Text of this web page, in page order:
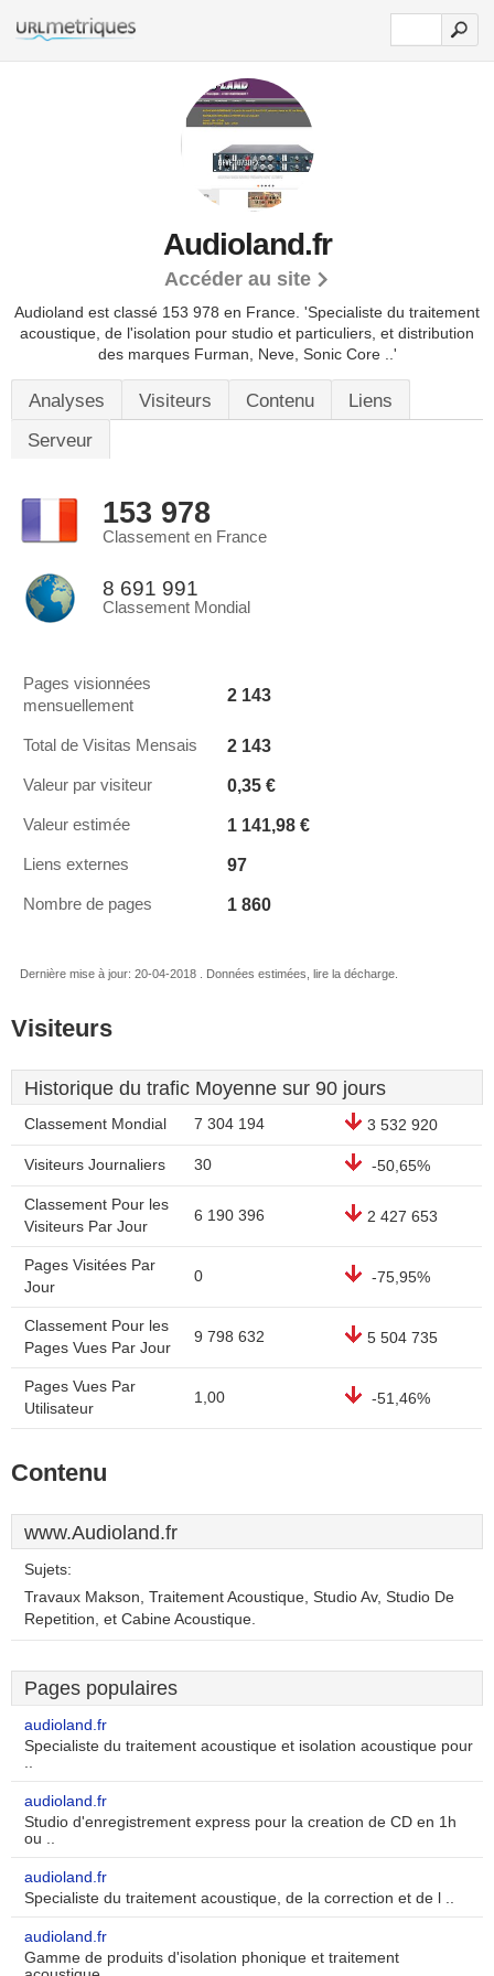
Audioland.fr
Accéder au site
Audioland est classé 153 978 en France. 'Specialiste du traitement
acoustique, de l'isolation pour studio et particuliers, et distribution
des marques Furman, Neve, Sonic Core ..'
Analyses Visiteurs Contenu
Liens
Serveur
153 978
Classement en France
8 691 991
Classement Mondial
Pages visionnées
mensuellement
2 143
Total de Visitas Mensais 2 143
Valeur par visiteur 0,35 €
Valeur estimée 1 141,98 €
Liens externes 97
Nombre de pages 1 860
Dernière mise à jour: 20-04-2018 . Données estimées, lire la décharge.
Visiteurs
Historique du trafic Moyenne sur 90 jours
Classement Mondial 7 304 194 3 532 920
Visiteurs Journaliers 30 -50,65%
Classement Pour les
Visiteurs Par Jour
6 190 396 2 427 653
Pages Visitées Par
Jour
0 -75,95%
Classement Pour les
Pages Vues Par Jour
9 798 632 5 504 735
Pages Vues Par
Utilisateur
1,00 -51,46%
Contenu
www.Audioland.fr
Sujets:
Travaux Makson, Traitement Acoustique, Studio Av, Studio De
Repetition, et Cabine Acoustique.
Pages populaires
audioland.fr
Specialiste du traitement acoustique et isolation acoustique pour
..
audioland.fr
Studio d'enregistrement express pour la creation de CD en 1h
ou ..
audioland.fr
Specialiste du traitement acoustique, de la correction et de l ..
audioland.fr
Gamme de produits d'isolation phonique et traitement